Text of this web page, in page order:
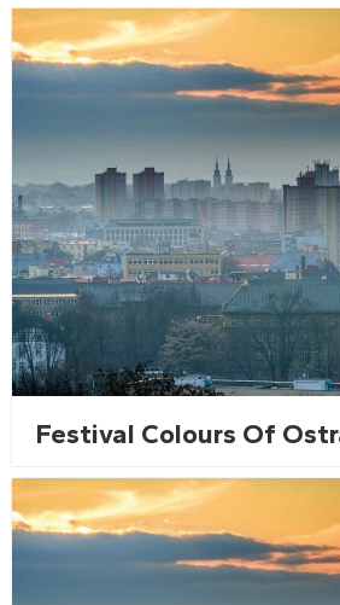
Festival Colours Of